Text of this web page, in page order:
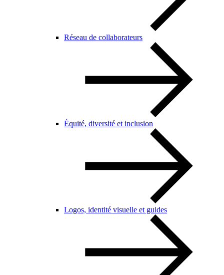
Réseau de collaborateurs
Équité, diversité et inclusion
Logos, identité visuelle et guides